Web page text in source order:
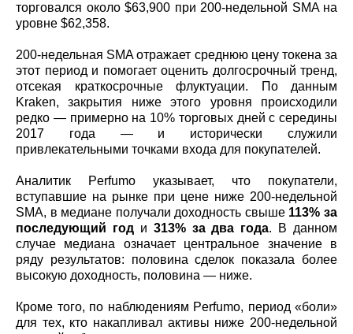
торговался около $63,900 при 200‑недельной SMA на
уровне $62,358.
200‑недельная SMA отражает среднюю цену токена за
этот период и помогает оценить долгосрочный тренд,
отсекая краткосрочные флуктуации. По данным
Kraken, закрытия ниже этого уровня происходили
редко — примерно на 10% торговых дней с середины
2017 года — и исторически служили
привлекательными точками входа для покупателей.
Аналитик Perfumo указывает, что покупатели,
вступавшие на рынке при цене ниже 200‑недельной
SMA, в медиане получали доходность свыше 113% за
последующий годи 313% за два года. В данном
случае медиана означает центральное значение в
ряду результатов: половина сделок показала более
высокую доходность, половина — ниже.
Кроме того, по наблюдениям Perfumo, период «боли»
для тех, кто накапливал активы ниже 200‑недельной